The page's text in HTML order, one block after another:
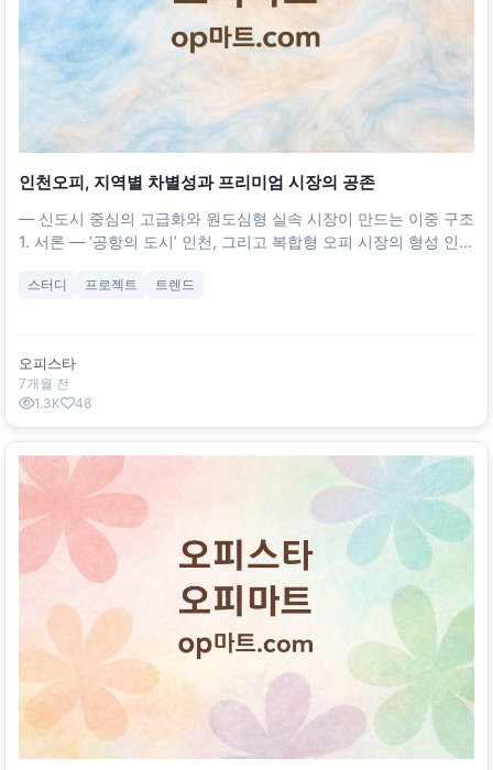
인천오피, 지역별 차별성과 프리미엄 시장의 공존
― 신도시 중심의 고급화와 원도심형 실속 시장이 만드는 이중 구조
1. 서론 ― ‘공항의 도시’ 인천, 그리고 복합형 오피 시장의 형성 인천
한 복합 구조의 도시다. 그만큼 오피(Officetel Therapy) 시장 또한
도시권(송도·청라·영종도)은 프리미엄 중심의 고급 테라피 시장으
로 발전했다. 이 두 영역이 공존하면서 인천오피는 **“선택의 폭이
가장 넓은 도시형 힐링 시장”**으로 자리매김하고 있다.
스터디 프로젝트 트렌드
오피스타
7개월 전
1.3K
48